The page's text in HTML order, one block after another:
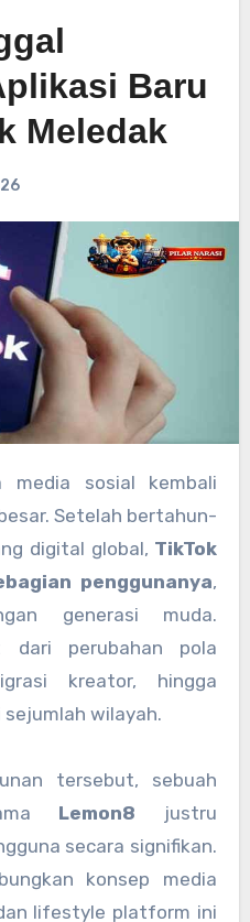
Baru
Meledak
media sosial kembali
Setelah bertahun-
digital global, TikTok
penggunanya,
generasi muda.
dari perubahan pola
kreator, hingga
wilayah.
tersebut, sebuah
Lemon8 justru
secara signifikan.
konsep media
lifestyle platform ini